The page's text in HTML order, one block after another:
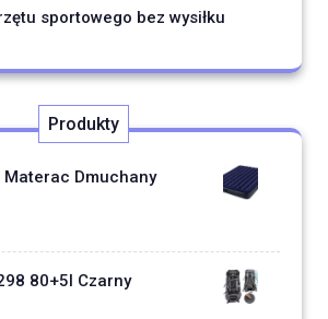
sportowego bez wysiłku
Produkty
Dmuchany
80+5l Czarny